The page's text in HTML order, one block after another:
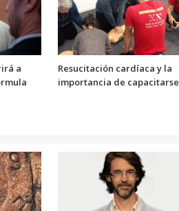
a
Resucitación cardíaca y la
importancia de capacitarse